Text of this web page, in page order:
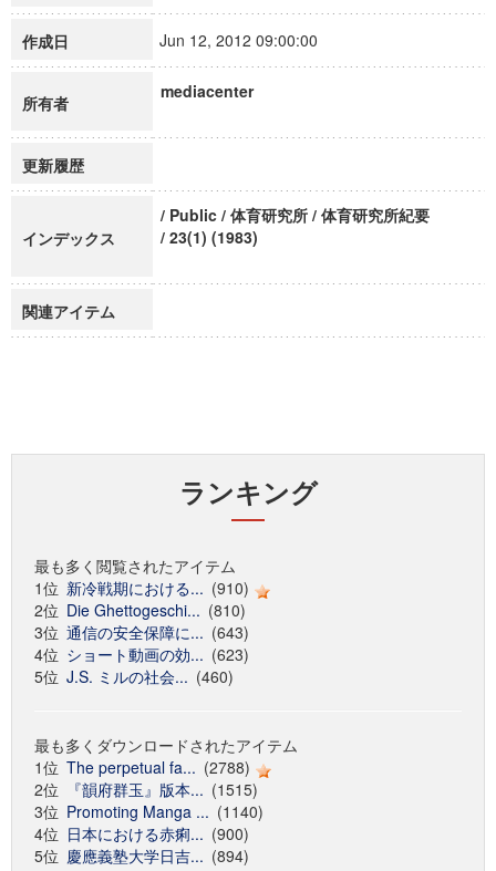
作成日 Jun 12, 2012 09:00:00
所有者
mediacenter
更新履歴
インデックス
/ Public / 体育研究所 / 体育研究所紀要
/ 23(1) (1983)
関連アイテム
ランキング
最も多く閲覧されたアイテム
1位 新冷戦期における... (910)
2位 Die Ghettogeschi... (810)
3位 通信の安全保障に... (643)
4位 ショート動画の効... (623)
5位 J.S. ミルの社会... (460)
最も多くダウンロードされたアイテム
1位 The perpetual fa... (2788)
2位
『韻府群玉』版本... (1515)
3位 Promoting Manga ... (1140)
4位 日本における赤痢... (900)
5位 慶應義塾大学日吉... (894)